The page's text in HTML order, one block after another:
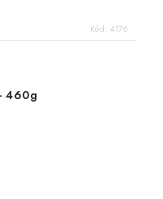
Kód: 4176
460g